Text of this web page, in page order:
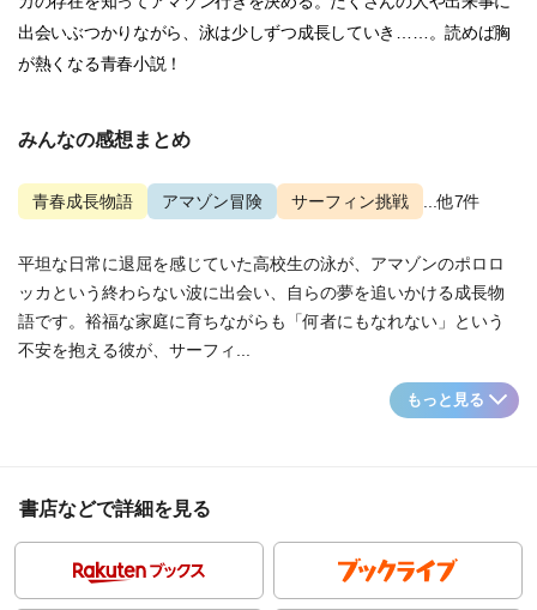
出会いぶつかりながら、泳は少しずつ成長していき……。読めば胸
が熱くなる青春小説！
みんなの感想まとめ
青春成長物語 アマゾン冒険 サーフィン挑戦 ...他7件
平坦な日常に退屈を感じていた高校生の泳が、アマゾンのポロロ
ッカという終わらない波に出会い、自らの夢を追いかける成長物
語です。裕福な家庭に育ちながらも「何者にもなれない」という
不安を抱える彼が、サーフィ...
もっと見る
書店などで詳細を見る